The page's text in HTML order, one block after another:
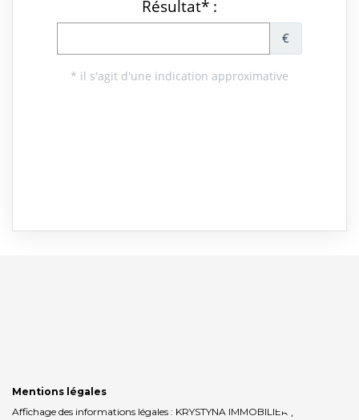
Mentions légales
Affichage des informations légales : KRYSTYNA IMMOBILIER | Raison